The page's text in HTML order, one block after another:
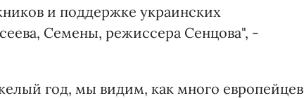
и поддержке украинских
Семены, режиссера Сенцова", -
год, мы видим, как много европейцев